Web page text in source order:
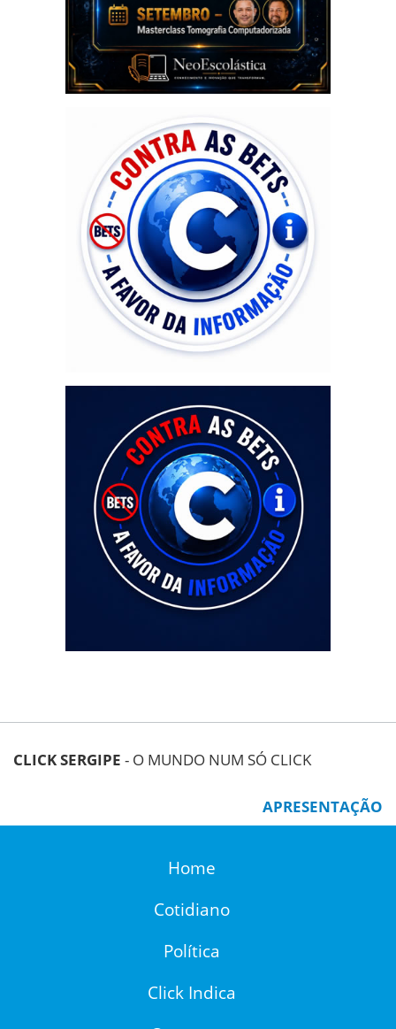
CLICK SERGIPE - O MUNDO NUM SÓ CLICK
APRESENTAÇÃO
Home
Cotidiano
Política
Click Indica